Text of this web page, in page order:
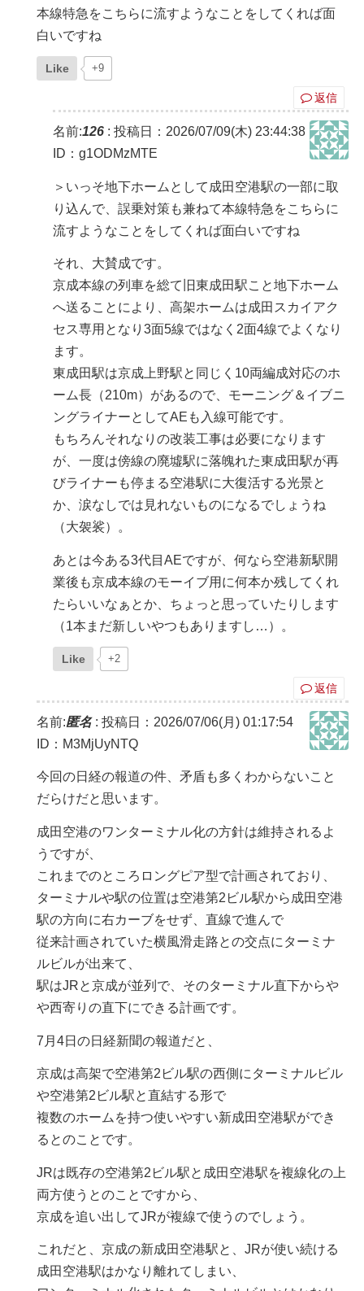
本線特急をこちらに流すようなことをしてくれば面
白いですね
Like +9
返信
名前:126 : 投稿日：2026/07/09(木) 23:44:38
ID：g1ODMzMTE
＞いっそ地下ホームとして成田空港駅の一部に取
り込んで、誤乗対策も兼ねて本線特急をこちらに
流すようなことをしてくれば面白いですね
それ、大賛成です。
京成本線の列車を総て旧東成田駅こと地下ホーム
へ送ることにより、高架ホームは成田スカイアク
セス専用となり3面5線ではなく2面4線でよくなり
ます。
東成田駅は京成上野駅と同じく10両編成対応のホ
ーム長（210m）があるので、モーニング＆イブニ
ングライナーとしてAEも入線可能です。
もちろんそれなりの改装工事は必要になります
が、一度は傍線の廃墟駅に落魄れた東成田駅が再
びライナーも停まる空港駅に大復活する光景と
か、涙なしでは見れないものになるでしょうね
（大袈裟）。
あとは今ある3代目AEですが、何なら空港新駅開
業後も京成本線のモーイブ用に何本か残してくれ
たらいいなぁとか、ちょっと思っていたりします
（1本まだ新しいやつもありますし…）。
Like +2
返信
名前:匿名: 投稿日：2026/07/06(月) 01:17:54
ID：M3MjUyNTQ
今回の日経の報道の件、矛盾も多くわからないこと
だらけだと思います。
成田空港のワンターミナル化の方針は維持されるよ
うですが、
これまでのところロングピア型で計画されており、
ターミナルや駅の位置は空港第2ビル駅から成田空港
駅の方向に右カーブをせず、直線で進んで
従来計画されていた横風滑走路との交点にターミナ
ルビルが出来て、
駅はJRと京成が並列で、そのターミナル直下からや
や西寄りの直下にできる計画です。
7月4日の日経新聞の報道だと、
京成は高架で空港第2ビル駅の西側にターミナルビル
や空港第2ビル駅と直結する形で
複数のホームを持つ使いやすい新成田空港駅ができ
るとのことです。
JRは既存の空港第2ビル駅と成田空港駅を複線化の上
両方使うとのことですから、
京成を追い出してJRが複線で使うのでしょう。
これだと、京成の新成田空港駅と、JRが使い続ける
成田空港駅はかなり離れてしまい、